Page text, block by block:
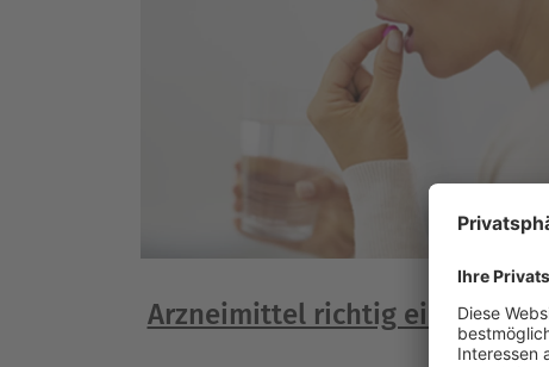
Arzneimittel richtig einnehmen